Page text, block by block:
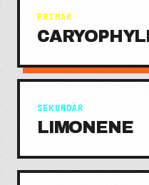
PRIMÄR
SEKUNDÄR
LIMONENE